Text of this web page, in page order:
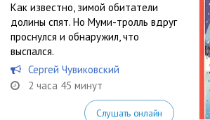
Как известно, зимой обитатели
долины спят. Но Муми-тролль вдруг
проснулся и обнаружил, что
выспался.
Сергей Чувиковский
2 часа 45 минут
Слушать онлайн